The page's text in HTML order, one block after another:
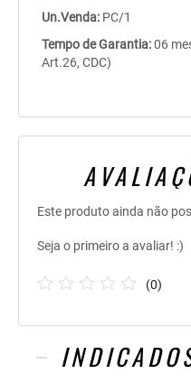
Un.Venda: PC/1
Tempo de Garantia:06
Art.26, CDC)
Este produto ainda não
Seja o primeiro a avaliar! :)
(0)